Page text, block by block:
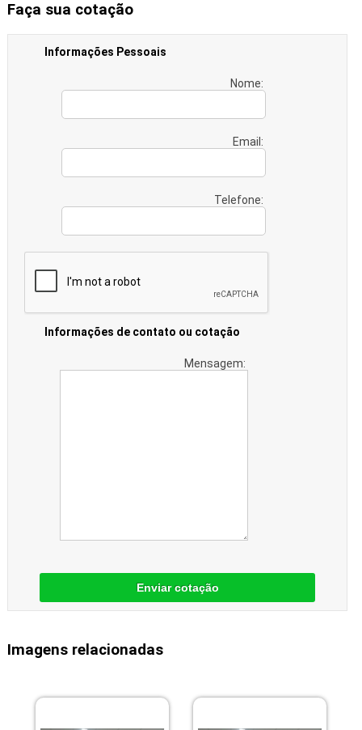
Faça sua cotação
Informações Pessoais
Nome:
Email:
Telefone:
Informações de contato ou cotação
Mensagem:
Enviar cotação
Imagens relacionadas